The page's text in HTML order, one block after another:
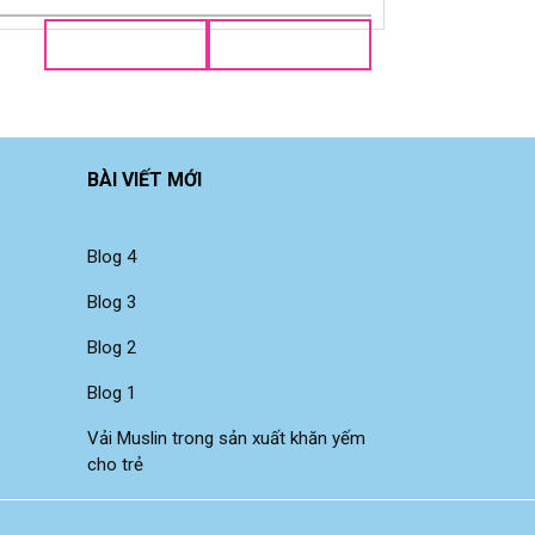
BÀI VIẾT MỚI
Blog 4
Blog 3
Blog 2
Blog 1
Vải Muslin trong sản xuất khăn yếm
cho trẻ